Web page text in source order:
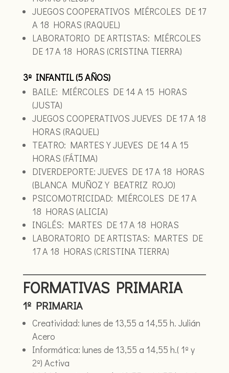
JUEGOS COOPERATIVOS MIÉRCOLES DE 17
A 18 HORAS (RAQUEL)
LABORATORIO DE ARTISTAS: MIÉRCOLES
DE 17 A 18 HORAS (CRISTINA TIERRA)
3º INFANTIL (5 AÑOS)
BAILE: MIÉRCOLES DE 14 A 15 HORAS
(JUSTA)
JUEGOS COOPERATIVOS JUEVES DE 17 A 18
HORAS (RAQUEL)
TEATRO: MARTES Y JUEVES DE 14 A 15
HORAS (FÁTIMA)
DIVERDEPORTE: JUEVES DE 17 A 18 HORAS
(BLANCA MUÑOZ Y BEATRIZ ROJO)
PSICOMOTRICIDAD: MIÉRCOLES DE 17 A
18 HORAS (ALICIA)
INGLÉS: MARTES DE 17 A 18 HORAS
LABORATORIO DE ARTISTAS: MARTES DE
17 A 18 HORAS (CRISTINA TIERRA)
FORMATIVAS PRIMARIA
1º PRIMARIA
Creatividad: lunes de 13,55 a 14,55 h. Julián
Acero
Informática: lunes de 13,55 a 14,55 h.( 1º y
2º) Activa